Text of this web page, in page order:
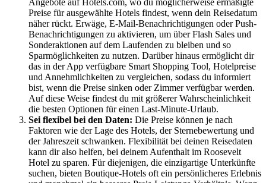
Preise für ausgewählte Hotels findest, wenn dein Reisedatum
näher rückt. Erwäge, E-Mail-Benachrichtigungen oder Push-
Benachrichtigungen zu aktivieren, um über Flash Sales und
Sonderaktionen auf dem Laufenden zu bleiben und so
Sparmöglichkeiten zu nutzen. Darüber hinaus ermöglicht dir
das in der App verfügbare Smart Shopping Tool, Hotelpreise
und Annehmlichkeiten zu vergleichen, sodass du informiert
bist, wenn die Preise sinken oder Zimmer verfügbar werden.
Auf diese Weise findest du mit größerer Wahrscheinlichkeit
die besten Optionen für einen Last-Minute-Urlaub.
Sei flexibel bei den Daten: Die Preise können je nach
Faktoren wie der Lage des Hotels, der Sternebewertung und
der Jahreszeit schwanken. Flexibilität bei deinen Reisedaten
kann dir also helfen, bei deinem Aufenthalt im Roosevelt
Hotel zu sparen. Für diejenigen, die einzigartige Unterkünfte
suchen, bieten Boutique-Hotels oft ein persönlicheres Erlebnis